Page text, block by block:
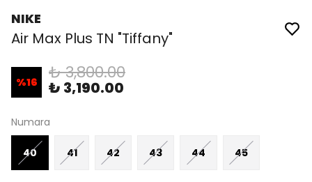
NIKE
Air Max Plus TN "Tiffany"
%16 ₺ 3,800.00
₺ 3,190.00
Numara
40 41 42 43 44 45